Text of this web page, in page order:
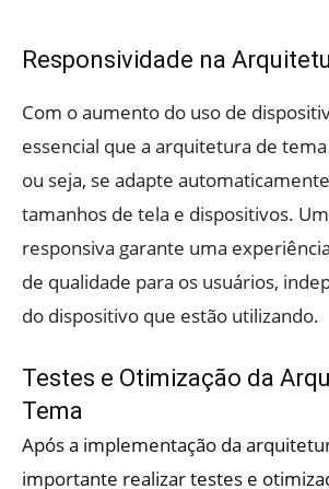
Responsividade na
Com o aumento do uso de
essencial que a arquitetura de
ou seja, se adapte
tamanhos de tela e dispositivos.
responsiva garante uma
de qualidade para os usuários,
do dispositivo que estão utilizando.
Testes e Otimização da
Tema
Após a implementação da
importante realizar testes e